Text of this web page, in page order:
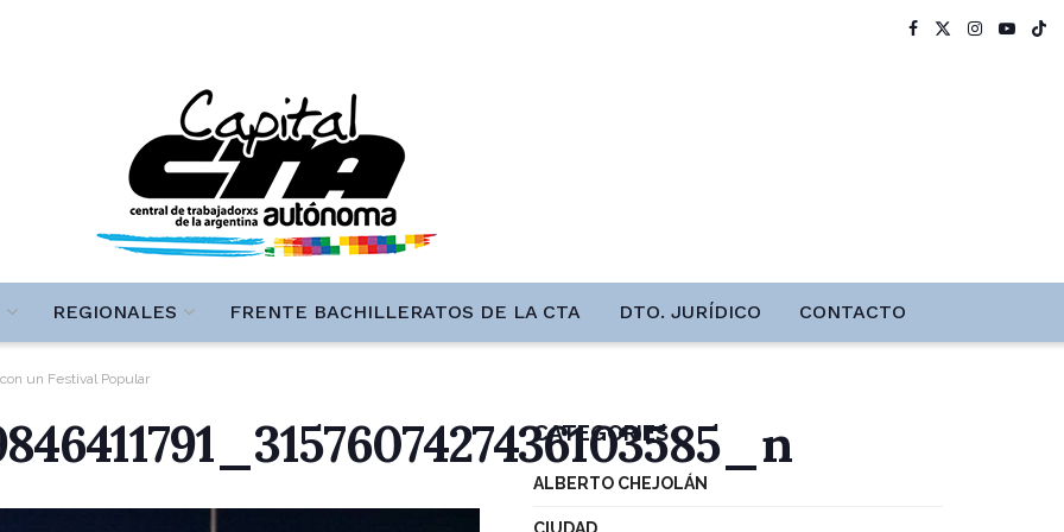
REGIONALES FRENTE BACHILLERATOS DE LA CTA DTO. JURÍDICO CONTACTO
un Festival Popular
CATEGORIES
ALBERTO CHEJOLÁN